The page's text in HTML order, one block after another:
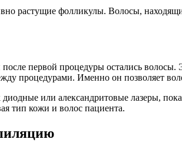
растущие фолликулы. Волосы,
первой процедуры остались
процедурами. Именно он позволяет
или александритовые лазеры,
тип кожи и волос пациента.